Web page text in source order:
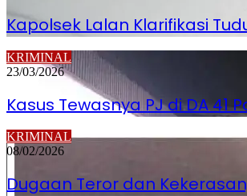
Kapolsek Lalan Klarifikasi
KRIMINAL
23/03/2026
Kasus Tewasnya PJ di DA 41
KRIMINAL
08/02/2026
Dugaan Teror dan